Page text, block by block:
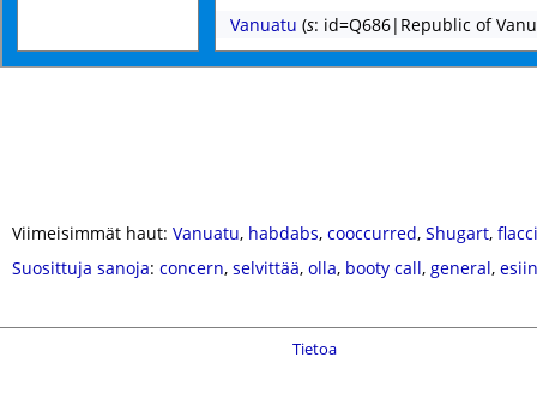
Vanuatu (s: id=Q686|Republic of
Viimeisimmät haut: Vanuatu, habdabs, cooccurred, Shugart,
Suosittuja sanoja: concern, selvittää, olla, booty call, general,
Tietoa